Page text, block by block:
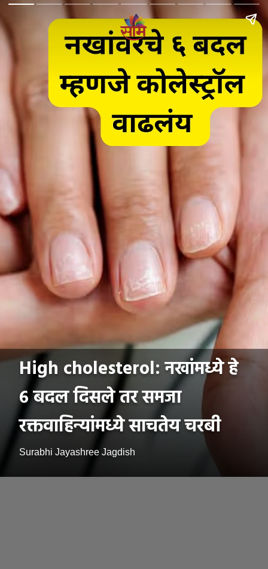
High cholesterol: नखांमध्ये हे
६ बदल दिसले तर समजा
रक्तवाहिन्यांमध्ये साचतेय चरबी
Surabhi Jayashree Jagdish